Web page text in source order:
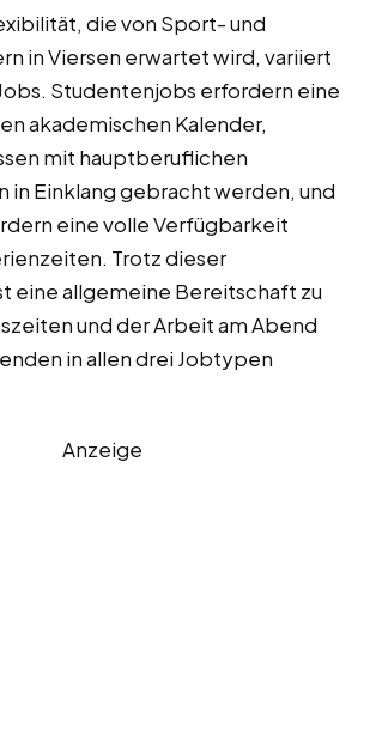
die von Sport- und
in Viersen erwartet wird, variiert
Studentenjobs erfordern eine
akademischen Kalender,
mit hauptberuflichen
in Einklang gebracht werden, und
eine volle Verfügbarkeit
Trotz dieser
eine allgemeine Bereitschaft zu
und der Arbeit am Abend
in allen drei Jobtypen
Anzeige